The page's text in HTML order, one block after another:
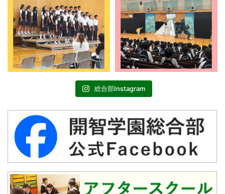
総合部Instagram